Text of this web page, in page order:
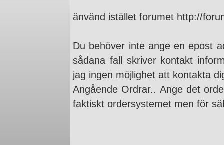
änvänd istället forumet http://
Du behöver inte ange en epost
sådana fall skriver kontakt
jag ingen möjlighet att kontakta
Angående Ordrar.. Ange det
faktiskt ordersystemet men för